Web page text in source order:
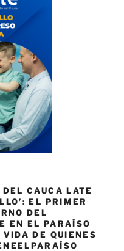
CAUCA LATE
EL PRIMER
DEL
EN EL PARAÍSO
DE QUIENES